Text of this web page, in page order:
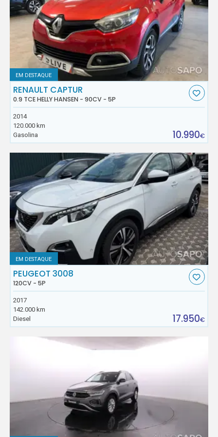
EM DESTAQUE
RENAULT CAPTUR
0.9 TCE HELLY HANSEN - 90CV - 5P
2014
120.000 km
Gasolina
10.990€
EM DESTAQUE
PEUGEOT 3008
120CV - 5P
2017
142.000 km
Diesel
17.950€